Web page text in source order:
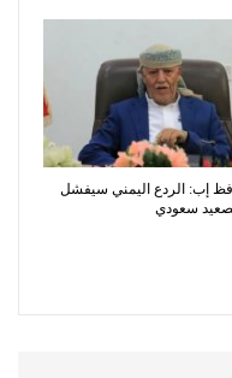
إب: الردع اليمني سيفشل
سعودي